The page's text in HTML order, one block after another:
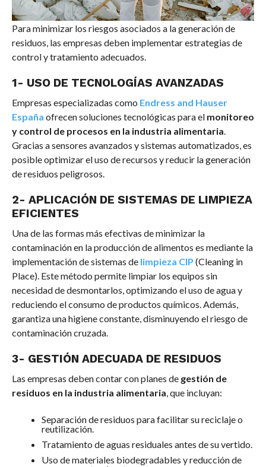
Para minimizar los riesgos asociados a la generación de
residuos, las empresas deben implementar estrategias de
control y tratamiento adecuados.
1- USO DE TECNOLOGÍAS AVANZADAS
Empresas especializadas como Endress and Hauser
España ofrecen soluciones tecnológicas para el monitoreo
y control de procesos en la industria alimentaria
Gracias a sensores avanzados y sistemas automatizados, es
posible optimizar el uso de recursos y reducir la generación
de residuos peligrosos.
2- APLICACIÓN DE SISTEMAS DE LIMPIEZA
EFICIENTES
Una de las formas más efectivas de minimizar la
contaminación en la producción de alimentos es mediante la
implementación de sistemas de limpieza CIP (Cleaning in
Place). Este método permite limpiar los equipos sin
necesidad de desmontarlos, optimizando el uso de agua y
reduciendo el consumo de productos químicos. Además,
garantiza una higiene constante, disminuyendo el riesgo de
contaminación cruzada.
3- GESTIÓN ADECUADA DE RESIDUOS
Las empresas deben contar con planes de gestión de
residuos en la industria alimentaria , que incluyan:
Separación de residuos para facilitar su reciclaje o
reutilización.
Tratamiento de aguas residuales antes de su vertido.
Uso de materiales biodegradables y reducción de